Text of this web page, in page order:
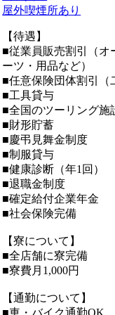
屋外喫煙所あり
【待遇】
■従業員販売割引（オ
ーツ・用品など）
■任意保険団体割引（
■工具貸与
■全国のツーリング施
■財形貯蓄
■慶弔見舞金制度
■制服貸与
■健康診断（年1回）
■退職金制度
■確定給付企業年金
■社会保険完備
【寮について】
■全店舗に寮完備
■寮費月1,000円
【通勤について】